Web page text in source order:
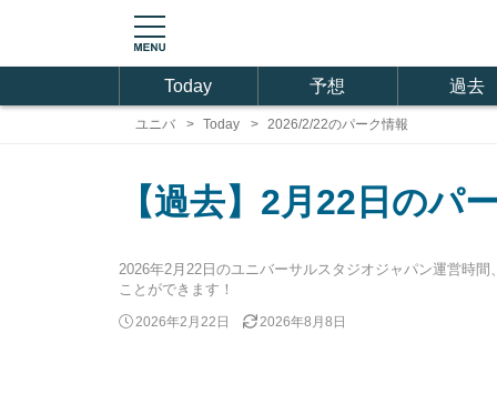
Today 予想 過去
ユニバ Today 2026/2/22のパーク情報
【過去】2月22日のパ
2026年2月22日のユニバーサルスタジオジャパン運営時
ことができます！
2026年2月22日 2026年8月8日